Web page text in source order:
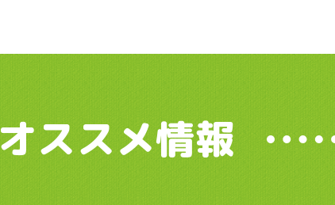
オススメ情報